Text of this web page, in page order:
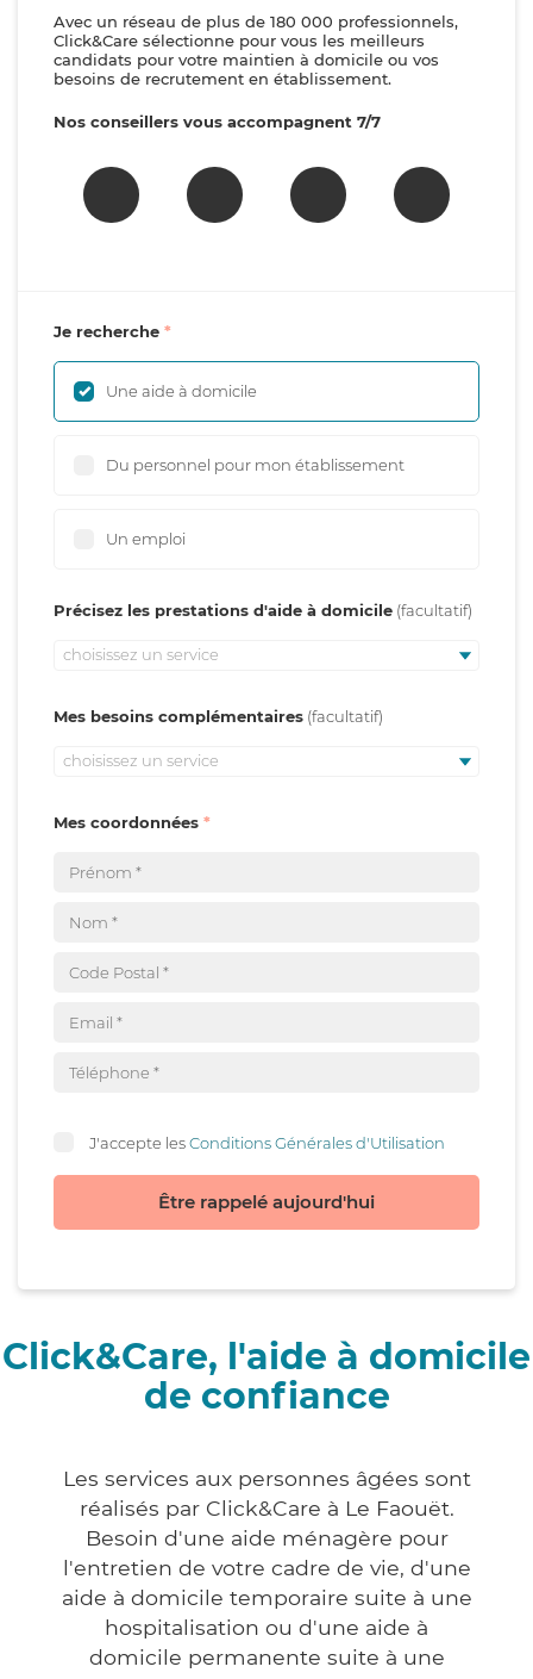
Avec un réseau de plus de 180 000 professionnels,
Click&Care sélectionne pour vous les meilleurs
candidats pour votre maintien à domicile ou vos
besoins de recrutement en établissement.
Nos conseillers vous accompagnent 7/7
Je recherche
Une aide à domicile
Du personnel pour mon établissement
Un emploi
Précisez les prestations d'aide à domicile
choisissez un service
Mes besoins complémentaires
choisissez un service
Mes coordonnées
J'accepte lesConditions Générales d'Utilisation
Être rappelé aujourd'hui
Click&Care, l'aide à domicile
de confiance
Les services aux personnes âgées sont
réalisés par Click&Care à Le Faouët.
Besoin d'une aide ménagère pour
l'entretien de votre cadre de vie, d'une
aide à domicile temporaire suite à une
hospitalisation ou d'une aide à
domicile permanente suite à une